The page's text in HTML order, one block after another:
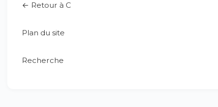
← Retour à C
Plan du site
Recherche